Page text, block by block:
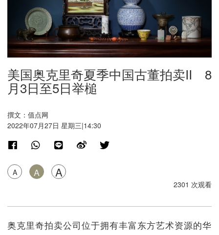
美国奥克里奇夏季中国古董拍卖II 8
月3日至5日举槌
撰文：值点网
2022年07月27日 星期三|14:30
A A A
2301 次观看
奥克里奇拍卖公司位于拥有丰富东方艺术资源的华